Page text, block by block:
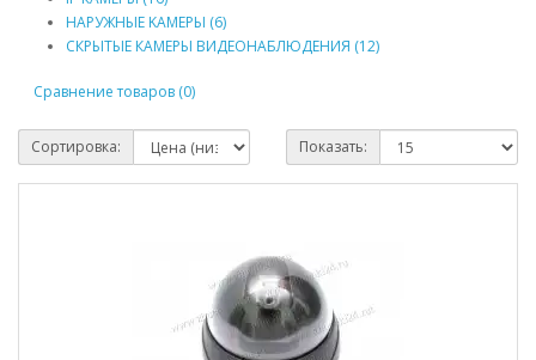
НАРУЖНЫЕ KAМЕРЫ (6)
СКРЫТЫЕ КАМЕРЫ ВИДЕОНАБЛЮДЕНИЯ (12)
Сравнение товаров (0)
Сортировка: Показать: